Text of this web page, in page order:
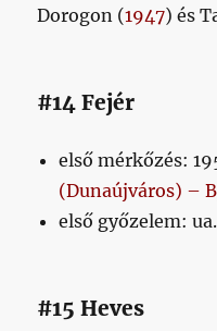
Dorogon (1947) és
#14 Fejér
első mérkőzés:
(Dunaújváros) –
első győzelem: ua.
#15 Heves